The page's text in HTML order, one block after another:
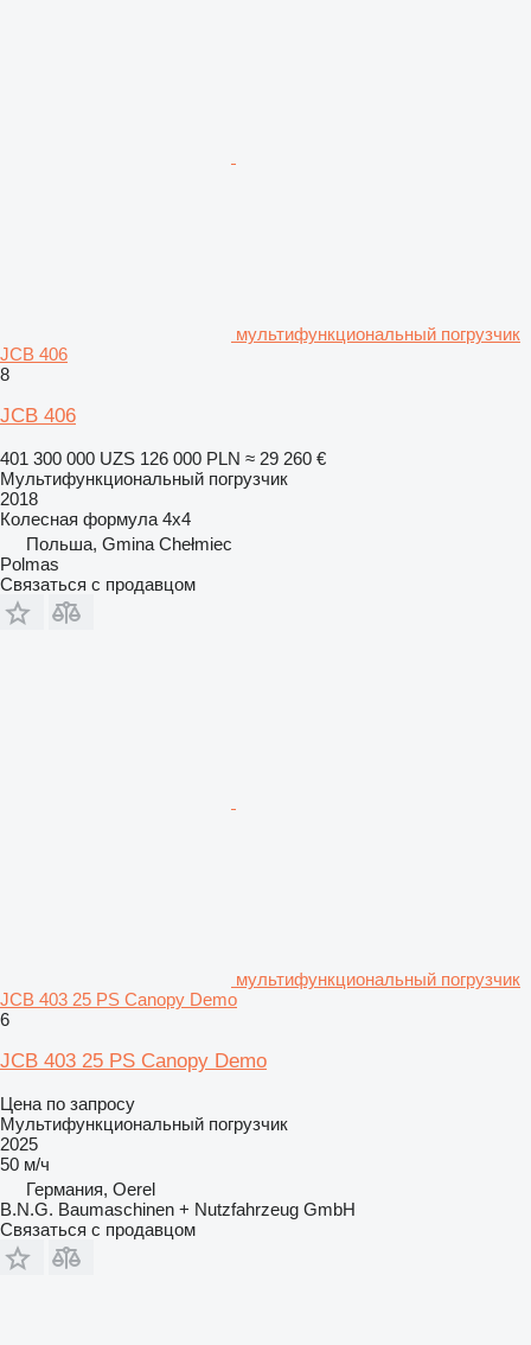
мультифункциональный погрузчик
JCB 406
8
JCB 406
401 300 000 UZS 126 000 PLN ≈ 29 260 €
Мультифункциональный погрузчик
2018
Колесная формула 4x4
Польша, Gmina Chełmiec
Polmas
Связаться с продавцом
мультифункциональный погрузчик
JCB 403 25 PS Canopy Demo
6
JCB 403 25 PS Canopy Demo
Цена по запросу
Мультифункциональный погрузчик
2025
50 м/ч
Германия, Oerel
B.N.G. Baumaschinen + Nutzfahrzeug GmbH
Связаться с продавцом